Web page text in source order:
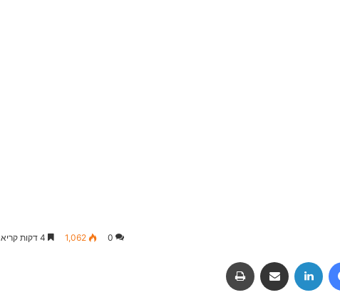
0
1,062
Facebook
LinkedIn שיתוף באמצעות מייל